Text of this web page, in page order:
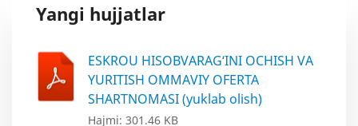
Yangi hujjatlar
ESKROU HISOBVARAG‘INI OCHISH VA
YURITISH OMMAVIY OFERTA
SHARTNOMASI (yuklab olish)
Hajmi: 301.46 KB